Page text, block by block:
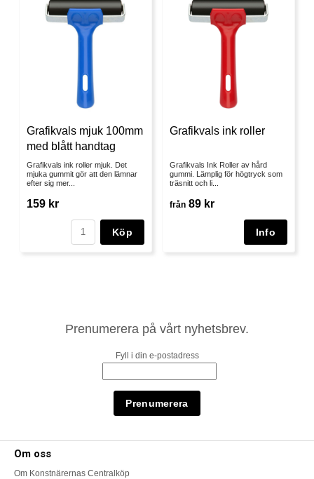
Grafikvals mjuk 100mm
med blått handtag
Grafikvals ink roller mjuk. Det
mjuka gummit gör att den lämnar
efter sig mer...
159 kr
Köp
Grafikvals ink roller
Grafikvals Ink Roller av hård
gummi. Lämplig för högtryck som
träsnitt och li...
från 89 kr
Prenumerera på vårt nyhetsbrev.
Fyll i din e-postadress
Om oss
Om Konstnärernas Centralköp